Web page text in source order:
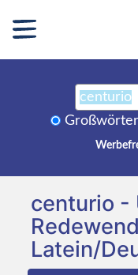
centurio -
Latein/